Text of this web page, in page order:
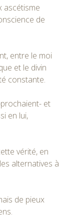
ascétisme
de
entre le moi
et le divin
constante.
et
en lui,
vérité, en
alternatives à
de pieux